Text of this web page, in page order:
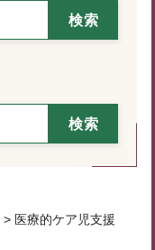
> 医療的ケア児支援